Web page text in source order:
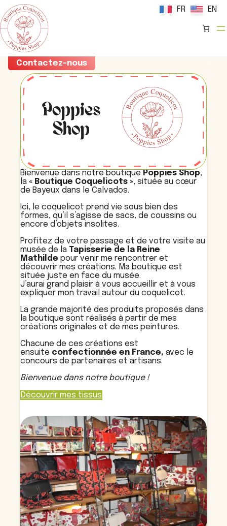
au
contenu
Contactez-nous
Poppies
Shop
Bienvenue dans notre boutique Poppies Shop,
la « Boutique Coquelicots », située au cœur
de Bayeux dans le Calvados.
Ici, le coquelicot prend vie sous bien des
formes, qu’il s’agisse de sacs, de coussins ou
encore d’objets insolites.
Profitez de votre passage et de votre visite au
musée de la Tapisserie de la Reine
Mathilde pour venir me rencontrer et
découvrir mes créations. Ma boutique est
située juste en face du musée.
J’aurai grand plaisir à vous accueillir et à vous
expliquer mon travail autour du coquelicot.
La grande majorité des produits proposés dans
la boutique sont réalisés à partir de mes
créations originales et de mes peintures.
Chacune de ces créations est
ensuite confectionnée en France, avec le
concours de partenaires et artisans.
Bienvenue dans notre boutique !
Découvrir mes tissus
FR EN
FR EN